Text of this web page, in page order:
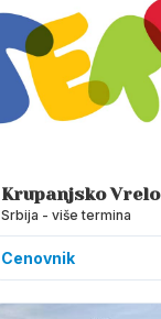
Krupanjsko Vrelo
Srbija - više termina
Cenovnik